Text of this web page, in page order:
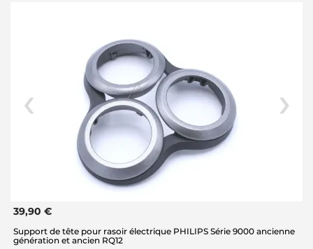
39,90 €
Support de tête pour rasoir électrique PHILIPS Série 9000 ancienne
génération et ancien RQ12